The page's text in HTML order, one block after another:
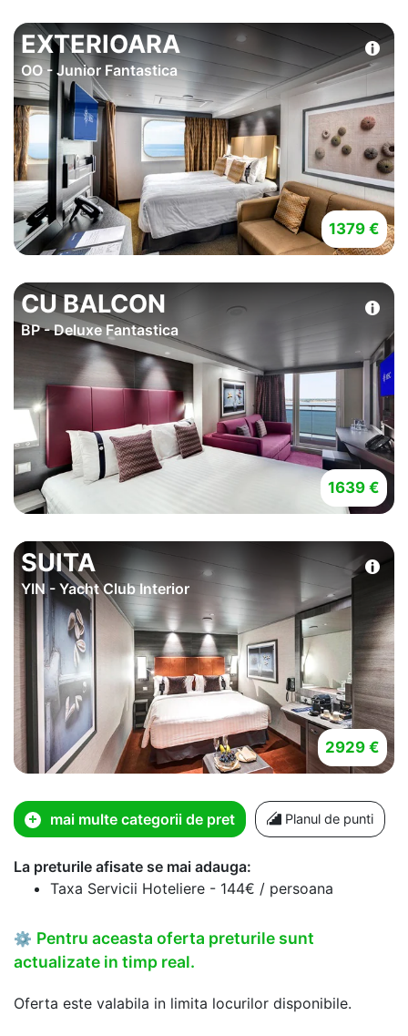
EXTERIOARA
OO - Junior Fantastica
1379 €
CU BALCON
BP - Deluxe Fantastica
1639 €
SUITA
YIN - Yacht Club Interior
2929 €
mai multe categorii de pret Planul de punti
La preturile afisate se mai adauga:
Taxa Servicii Hoteliere - 144€ / persoana
⚙ Pentru aceasta oferta preturile sunt
actualizate in timp real.
Oferta este valabila in limita locurilor disponibile.